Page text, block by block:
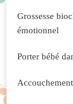
Grossesse
émotionnel
Porter bébé